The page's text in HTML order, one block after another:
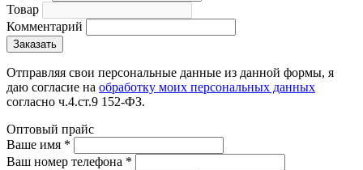
Товар
Комментарий
Отправляя свои персональные данные из данной формы, я
даю согласие на обработку моих персональных данных
согласно ч.4.ст.9 152-ФЗ.
Оптовый прайс
Ваше имя *
Ваш номер телефона *